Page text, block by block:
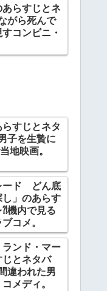
あらすじとネ
がら死んで
コンビニ・
らすじとネタ
子を生贄に
地映画。
ード どん底
」のあらす
機内で見る
コメ。
ランド・マー
とネタバ
違われた男
メディ。